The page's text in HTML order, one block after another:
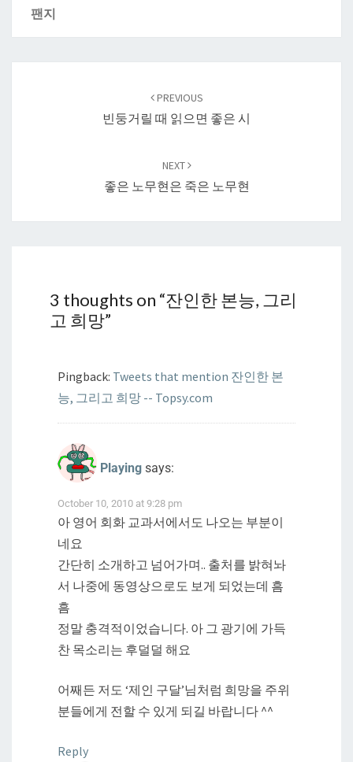
팬지
PREVIOUS
빈둥거릴 때 읽으면 좋은 시
NEXT
좋은 노무현은 죽은 노무현
3 thoughts on “잔인한 본능, 그리
고 희망”
Pingback: Tweets that mention 잔인한 본
능, 그리고 희망 -- Topsy.com
Playing says:
October 10, 2010 at 9:28 pm
아 영어 회화 교과서에서도 나오는 부분이
네요
간단히 소개하고 넘어가며.. 출처를 밝혀놔
서 나중에 동영상으로도 보게 되었는데 흠
흠
정말 충격적이었습니다. 아 그 광기에 가득
찬 목소리는 후덜덜 해요
어째든 저도 ‘제인 구달’님처럼 희망을 주위
분들에게 전할 수 있게 되길 바랍니다 ^^
Reply